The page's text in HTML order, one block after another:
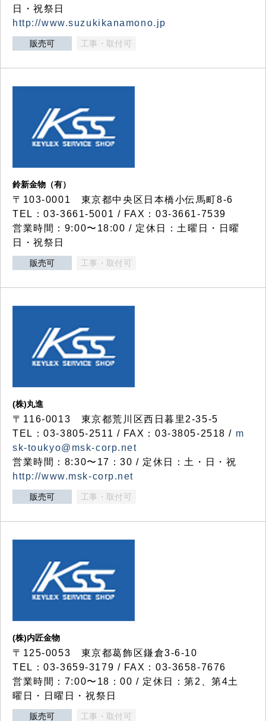
日・祝祭日
http://www.suzukikanamono.jp
販売可 工事・取付可
鈴新金物（有）
〒103-0001 東京都中央区日本橋小伝馬町8-6
TEL：03-3661-5001 / FAX：03-3661-7539
営業時間：9:00〜18:00 / 定休日：土曜日・日曜
日・祝祭日
販売可 工事・取付可
(株)丸進
〒116-0013 東京都荒川区西日暮里2-35-5
TEL：03-3805-2511 / FAX：03-3805-2518 / m
sk-toukyo@msk-corp.net
営業時間：8:30〜17：30 / 定休日：土・日・祝
http://www.msk-corp.net
販売可 工事・取付可
(株)内匠金物
〒125-0053 東京都葛飾区鎌倉3-6-10
TEL：03-3659-3179 / FAX：03-3658-7676
営業時間：7:00〜18：00 / 定休日：第2、第4土
曜日・日曜日・祝祭日
販売可 工事・取付可